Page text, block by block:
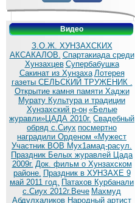
Видео
З.О.Ж. ХУНЗАХСКИХ
АКСАКАЛОВ. Спартакиада среди
Хунзахцев Супербабушка
Сакинат из Хунзаха Лотерея
газеты СЕЛЬСКИЙ ТРУЖЕНИК .
Открытие камня памяти Хаджи
Мурату Культура и традиции
Хунзахский р-он «Белые
журавли»ЦАДА 2010г. Cвадебный
обряд c.Сиух посмертно
наградили Орденом «Мужест
Участник ВОВ Мух1амад-расул.
Праздник Белых журавлей Цада
2009г. Док. фильм о Хунзахском
районе. Праздник в ХУНЗАХЕ 9
май 2011 год. Патахов Курбанали
с.Сиух 2012г.Вече Махмуд
Абдулхаликов Народный артист